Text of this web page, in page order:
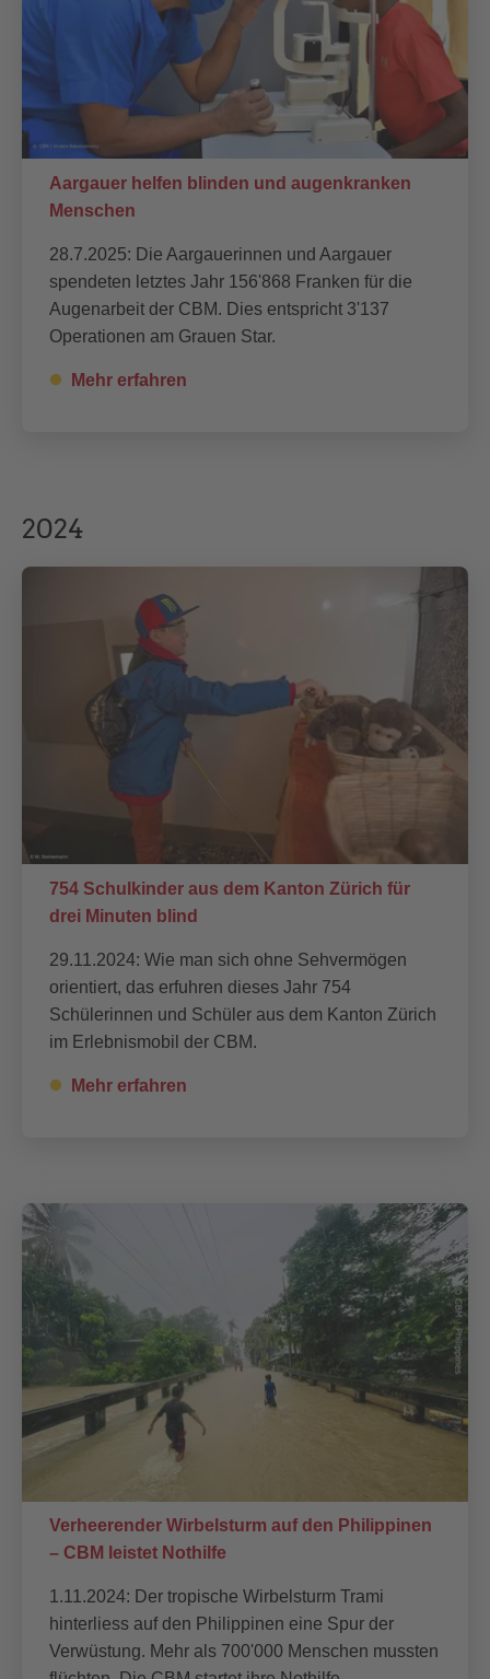
Aargauer helfen blinden und augenkranken
Menschen
28.7.2025: Die Aargauerinnen und Aargauer
spendeten letztes Jahr 156'868 Franken für die
Augenarbeit der CBM. Dies entspricht 3'137
Operationen am Grauen Star.
Mehr erfahren
2024
754 Schulkinder aus dem Kanton Zürich für
drei Minuten blind
29.11.2024: Wie man sich ohne Sehvermögen
orientiert, das erfuhren dieses Jahr 754
Schülerinnen und Schüler aus dem Kanton Zürich
im Erlebnismobil der CBM.
Mehr erfahren
Verheerender Wirbelsturm auf den Philippinen
– CBM leistet Nothilfe
1.11.2024: Der tropische Wirbelsturm Trami
hinterliess auf den Philippinen eine Spur der
Verwüstung. Mehr als 700'000 Menschen mussten